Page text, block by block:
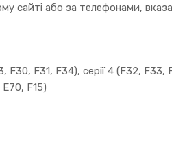
сайті або за телефонами,
F30, F31, F34), серії 4 (F32,
F15)